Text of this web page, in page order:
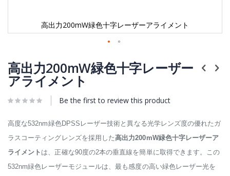
高出力200mW緑色十字レーザーアライメント
to
the
beginning
the
gallery
高出力200mW緑色十字レーザー
アライメント
Be the first to review this product
高度な532nm緑色DPSSレーザー技術と異なる光学レンズ度の優れたガ
ラスコーティングレンズを採用した高出力200mW緑色十字レーザーア
ライメント は、正確な90度の2本の垂直線を簡単に取得できます。この
532nm緑色レーザーモジュールは、最も感度の高い緑色レーザー光を